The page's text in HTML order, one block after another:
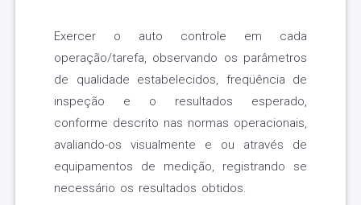
Exercer o auto controle em cada
operação/tarefa, observando os parâmetros
de qualidade estabelecidos, freqüência de
inspeção e o resultados esperado,
conforme descrito nas normas operacionais,
avaliando-os visualmente e ou através de
equipamentos de medição, registrando se
necessário os resultados obtidos.